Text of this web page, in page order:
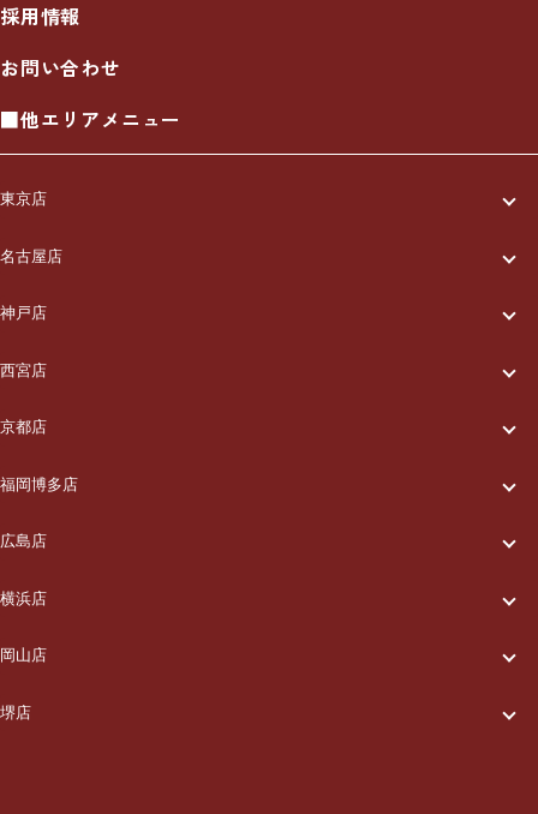
採用情報
お問い合わせ
■他エリアメニュー
東京店
一休について
ご利用の流れ
メニュー/料金
出張エリア
ブログ
お知らせ
採用情報
お問い合わせ
名古屋店
一休について
ご利用の流れ
メニュー/料金
出張エリア
ブログ
お知らせ
採用情報
お問い合わせ
神戸店
一休について
ご利用の流れ
メニュー/料金
出張エリア
ブログ
お知らせ
採用情報
西宮店
一休について
ご利用の流れ
メニュー/料金
出張エリア
ブログ
お知らせ
京都店
一休について
ご利用の流れ
メニュー/料金
出張エリア
ブログ
福岡博多店
一休について
ご利用の流れ
メニュー/料金
出張エリア
広島店
一休について
ご利用の流れ
メニュー/料金
横浜店
一休について
ご利用の流れ
岡山店
一休について
堺店